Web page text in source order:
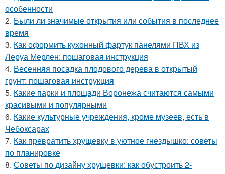
особенности
2. Были ли значимые открытия или события в последнее
время
3. Как оформить кухонный фартук панелями ПВХ из
Леруа Мерлен: пошаговая инструкция
4. Весенняя посадка плодового дерева в открытый
грунт: пошаговая инструкция
5. Какие парки и площади Воронежа считаются самыми
красивыми и популярными
6. Какие культурные учреждения, кроме музеев, есть в
Чебоксарах
7. Как превратить хрущевку в уютное гнездышко: советы
по планировке
8. Советы по дизайну хрущевки: как обустроить 2-